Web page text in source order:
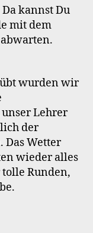
kannst Du
mit dem
wurden wir
Lehrer
der
Das Wetter
wieder alles
Runden,